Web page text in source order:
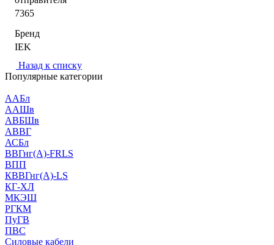
7365
Бренд
IEK
Назад к списку
Популярные категории
ААБл
ААШв
АВБШв
АВВГ
АСБл
ВВГнг(А)-FRLS
ВПП
КВВГнг(А)-LS
КГ-ХЛ
МКЭШ
РГКМ
ПуГВ
ПВС
Силовые кабели